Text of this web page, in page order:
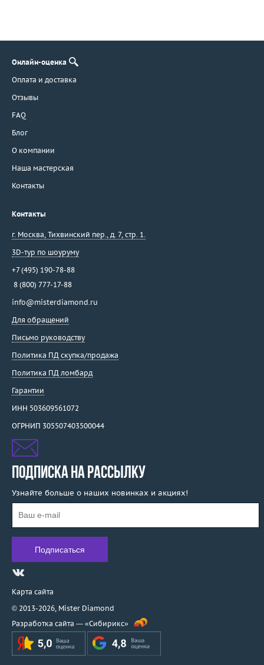
Онлайн-оценка
Оплата и доставка
Отзывы
FAQ
Блог
О компании
Наша мастерская
Контакты
Контакты
г. Москва Тихвинский пер., д. 7, стр. 1.
3D-тур по шоуруму
+7 (495) 190-78-88
8 (800) 777-17-88
info@misterdiamond.ru
Для обращений
Письмо руководству
Политика ПД скупка/продажа
Политика ПД ломбард
Гарантии
ИНН 503609561072
ОГРНИП 305507403500044
ПОДПИСКА НА РАССЫЛКУ
Узнайте больше о наших новинках и акциях!
Карта сайта
© 2013-2026, Mister Diamond
Разработка сайта — «Сибирикс»